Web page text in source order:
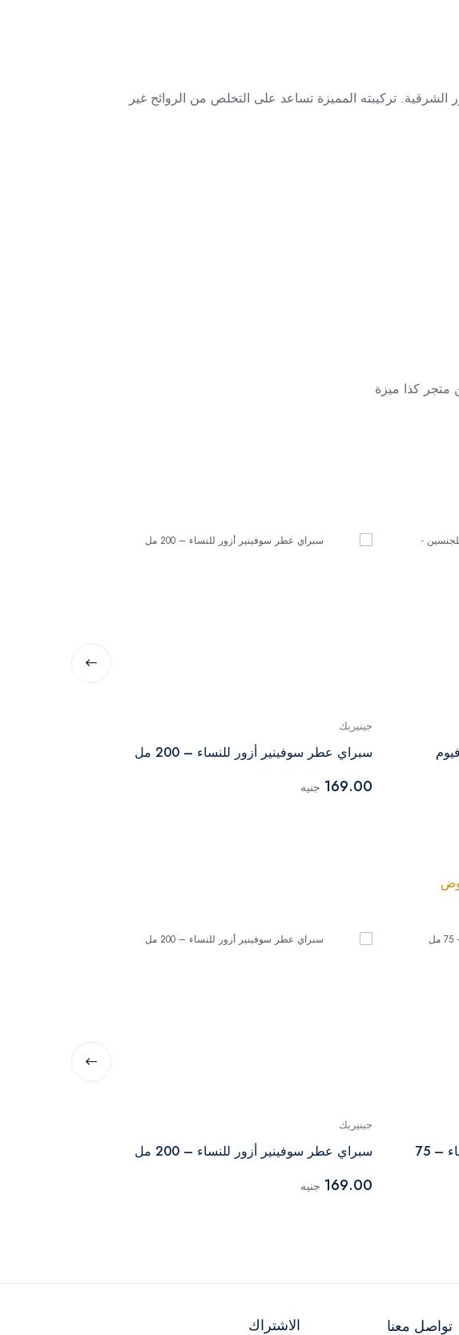
العطور الشرقية. تركيبته المميزة تساعد على التخلص من الروائح غير
جينيريك
سبراي عطر سوفينير أزور للنساء – 200 مل
169.00 جنيه
سبراي جسم شيرلي ماي لوف مور للنساء – 75
جينيريك
سبراي عطر سوفينير أزور للنساء – 200 مل
169.00 جنيه
تواصل معنا الاشتراك